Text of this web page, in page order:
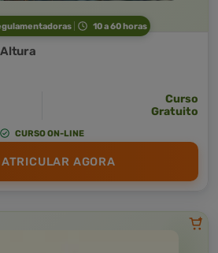
10 a 60 horas
Altura
Curso
Gratuito
CURSO ON-LINE
AGORA